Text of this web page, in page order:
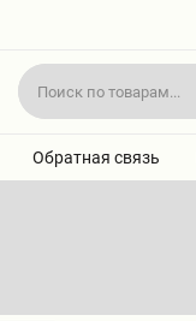
Обратная связь